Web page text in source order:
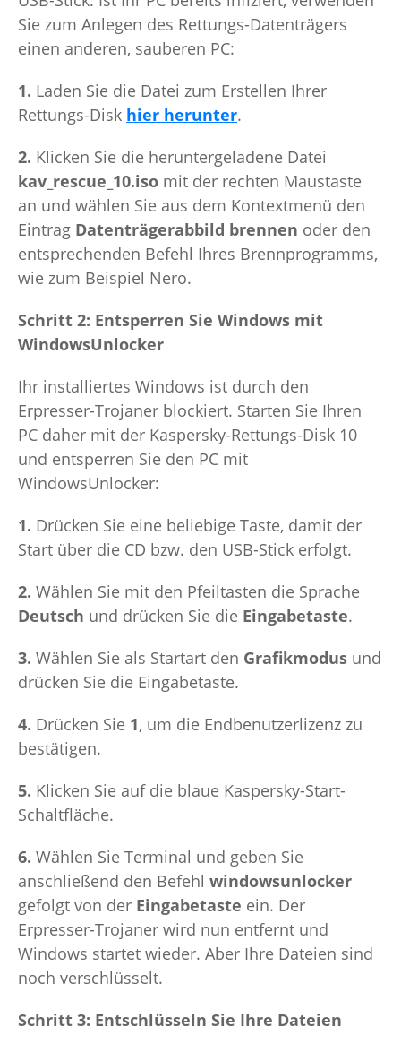
Sie zum Anlegen des Rettungs-Datenträgers
einen anderen, sauberen PC:
1. Laden Sie die Datei zum Erstellen Ihrer
Rettungs-Disk hier herunter.
2. Klicken Sie die heruntergeladene Datei
kav_rescue_10.iso mit der rechten Maustaste
an und wählen Sie aus dem Kontextmenü den
Eintrag Datenträgerabbild brennen oder den
entsprechenden Befehl Ihres Brennprogramms,
wie zum Beispiel Nero.
Schritt 2: Entsperren Sie Windows mit
WindowsUnlocker
Ihr installiertes Windows ist durch den
Erpresser-Trojaner blockiert. Starten Sie Ihren
PC daher mit der Kaspersky-Rettungs-Disk 10
und entsperren Sie den PC mit
WindowsUnlocker:
1. Drücken Sie eine beliebige Taste, damit der
Start über die CD bzw. den USB-Stick erfolgt.
2. Wählen Sie mit den Pfeiltasten die Sprache
Deutsch und drücken Sie die Eingabetaste.
3. Wählen Sie als Startart den Grafikmodus und
drücken Sie die Eingabetaste.
4. Drücken Sie 1, um die Endbenutzerlizenz zu
bestätigen.
5. Klicken Sie auf die blaue Kaspersky-Start-
Schaltfläche.
6. Wählen Sie Terminal und geben Sie
anschließend den Befehl windowsunlocker
gefolgt von der Eingabetaste ein. Der
Erpresser-Trojaner wird nun entfernt und
Windows startet wieder. Aber Ihre Dateien sind
noch verschlüsselt.
Schritt 3: Entschlüsseln Sie Ihre Dateien